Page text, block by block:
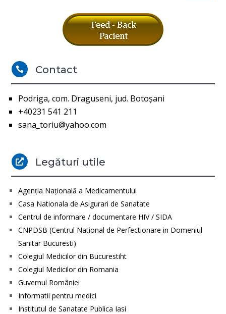
 Contact
Podriga, com. Draguseni, jud. Botoşani
+40231 541 211
sana_toriu@yahoo.com
 Legături utile
Agenţia Naţională a Medicamentului
Casa Nationala de Asigurari de Sanatate
Centrul de informare / documentare HIV / SIDA
CNPDSB (Centrul National de Perfectionare in Domeniul
Sanitar Bucuresti)
Colegiul Medicilor din Bucurestiht
Colegiul Medicilor din Romania
Guvernul României
Informatii pentru medici
Institutul de Sanatate Publica Iasi